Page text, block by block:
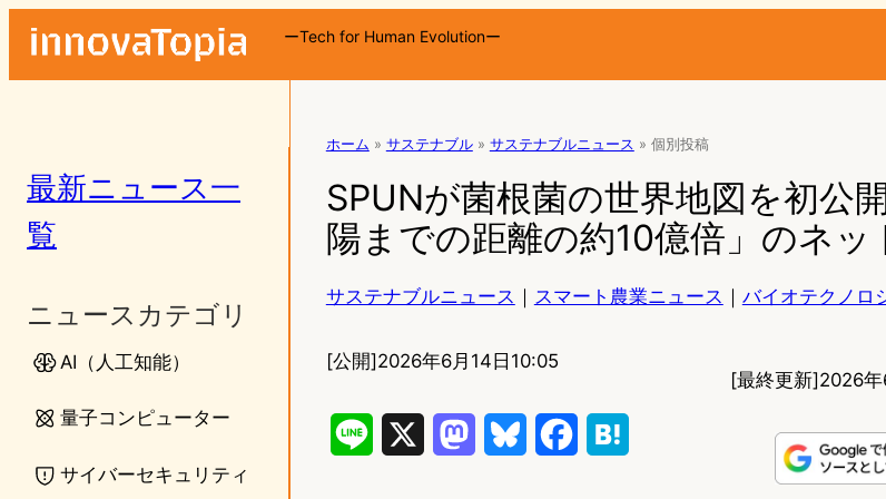
ーTech for Human Evolutionー
最新ニュース一
覧
ニュースカテゴリ
AI（人工知能）
量子コンピューター
サイバーセキュリティ
ホーム » サステナブル » サステナブルニュース » 個別投稿
SPUNが菌根菌の世界地図を初公
陽までの距離の約10億倍」のネッ
サステナブルニュース ｜ スマート農業ニュース ｜ バイオテクノロ
[公開]2026年6月14日10:05
[最終更新]2026